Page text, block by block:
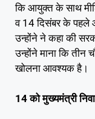
कि आयुक्त के साथ
व 14 दिसंबर के पहले
उन्होंने ने कहा की
उन्होंने माना कि तीन
खोलना आवश्यक है।
14 को मुख्यमंत्री